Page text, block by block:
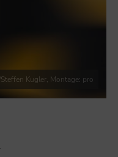
Kugler, Montage: pro